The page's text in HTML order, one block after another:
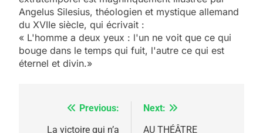
Angelus Silesius, théologien et mystique allemand
du XVIIe siècle, qui écrivait :
« L'homme a deux yeux : l'un ne voit que ce qui
bouge dans le temps qui fuit, l'autre ce qui est
éternel et divin.»
NavigationPrevious:
La victoire qui n’a
Next:
AU THÉÂTRE